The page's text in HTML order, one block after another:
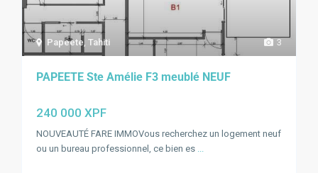
3
Papeete,Tahiti
PAPEETE Ste Amélie F3 meublé NEUF
240 000 XPF
NOUVEAUTÉ FARE IMMOVous recherchez un logement neuf
ou un bureau professionnel, ce bien es ...